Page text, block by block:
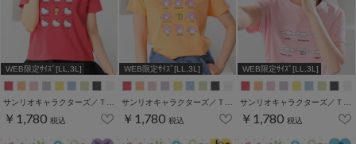
WEB限定ｻｲｽﾞ[LL,3L]
￥1,780 税込
WEB限定ｻｲｽﾞ[LL,3L]
￥1,780 税込
WEB限定ｻｲｽﾞ[LL,3L]
￥1,780 税込